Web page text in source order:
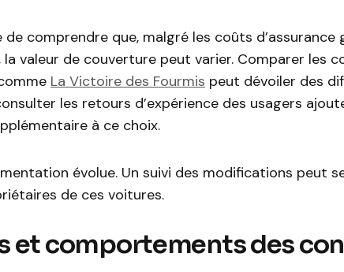
de comprendre que, malgré les coûts d’assurance
la valeur de couverture peut varier. Comparer les
La Victoire des Fourmis peut dévoiler des
les retours d’expérience des usagers
à ce choix.
évolue. Un suivi des modifications peut
de ces voitures.
et comportements des